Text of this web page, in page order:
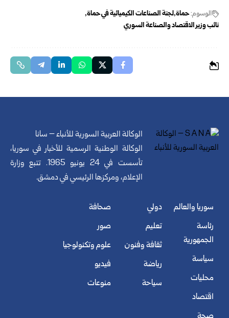
الوسوم:حماة لجنة الصناعات الكيميائية في حماة
نائب وزير الاقتصاد والصناعة السوري
الوكالة العربية السورية للأنباء – سانا
الوكالة الوطنية الرسمية للأخبار في سوريا،
تأسست في 24 يونيو 1965. تتبع وزارة
الإعلام، ومركزها الرئيسي في دمشق.
سوريا والعالم
رئاسة
الجمهورية
سياسة
محليات
اقتصاد
دولي
تعليم
ثقافة وفنون
رياضة
سياحة
صحافة
صور
علوم وتكنولوجيا
فيديو
منوعات